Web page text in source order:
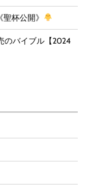
《聖杯公開》
のバイブル【2024